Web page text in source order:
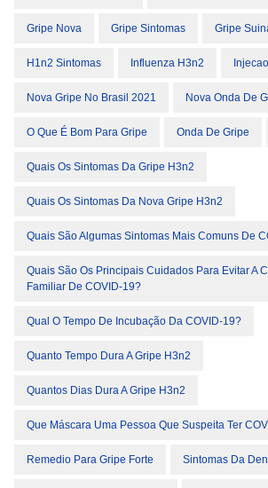
Gripe Nova Gripe Sintomas Gripe
H1n2 Sintomas Influenza H3n2
Nova Gripe No Brasil 2021 Nova Onda De
O Que É Bom Para Gripe Onda De Gripe
Quais Os Sintomas Da Gripe H3n2
Quais Os Sintomas Da Nova Gripe H3n2
Quais São Algumas Sintomas Mais Comuns De
Quais São Os Principais Cuidados Para Evitar A
Familiar De COVID-19?
Qual O Tempo De Incubação Da COVID-19?
Quanto Tempo Dura A Gripe H3n2
Quantos Dias Dura A Gripe H3n2
Que Máscara Uma Pessoa Que Suspeita Ter
Remedio Para Gripe Forte Sintomas Da